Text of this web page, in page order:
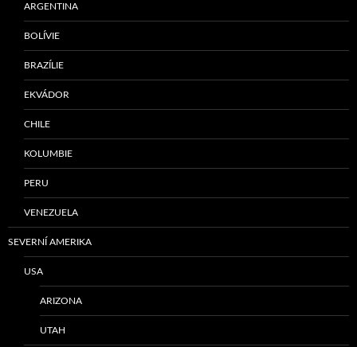
ARGENTINA
BOLÍVIE
BRAZÍLIE
EKVÁDOR
CHILE
KOLUMBIE
PERU
VENEZUELA
SEVERNÍ AMERIKA
USA
ARIZONA
UTAH